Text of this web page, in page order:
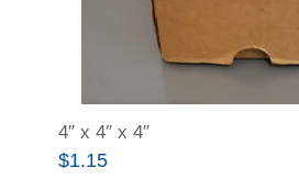
4″ x 4″ x 4″
$1.15